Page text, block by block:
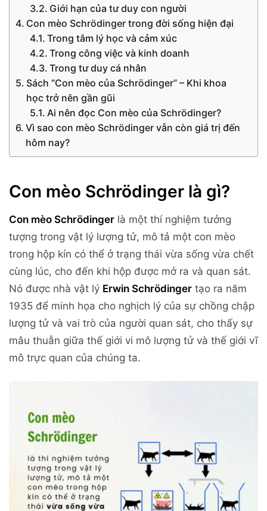
Giới hạn của tư duy con người
Con mèo Schrödinger trong đời sống hiện đại
Trong tâm lý học và cảm xúc
Trong công việc và kinh doanh
Trong tư duy cá nhân
Sách “Con mèo của Schrödinger” – Khi khoa
học trở nên gần gũi
Ai nên đọc Con mèo của Schrödinger?
Vì sao con mèo Schrödinger vẫn còn giá trị đến
hôm nay?
Con mèo Schrödinger là gì?
Con mèo Schrödinger là một thí nghiệm tưởng
tượng trong vật lý lượng tử, mô tả một con mèo
trong hộp kín có thể ở trạng thái vừa sống vừa chết
cùng lúc, cho đến khi hộp được mở ra và quan sát.
Nó được nhà vật lý Erwin Schrödinger tạo ra năm
1935 để minh họa cho nghịch lý của sự chồng chập
lượng tử và vai trò của người quan sát, cho thấy sự
mâu thuẫn giữa thế giới vi mô lượng tử và thế giới vĩ
mô trực quan của chúng ta.